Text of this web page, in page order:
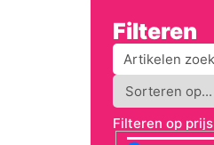
Filteren
Filteren op prijs